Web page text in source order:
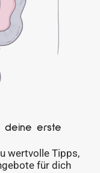
deine erste
wertvolle Tipps,
für dich